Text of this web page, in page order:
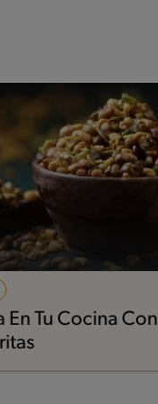
En Tu Cocina Con